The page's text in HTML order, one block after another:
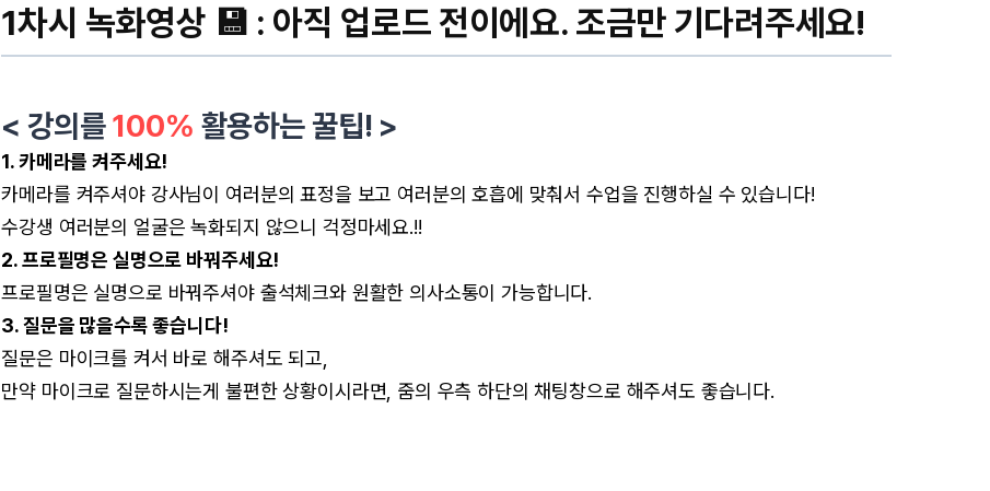
1차시 녹화영상 💾 : 아직 업로드 전이에요. 조금만 기다려주세요!
< 강의를100% 활용하는 꿀팁! >
1. 카메라를 켜주세요!
카메라를 켜주셔야 강사님이 여러분의 표정을 보고 여러분의 호흡에 맞춰서 수업을 진행하실 수 있습니다!
수강생 여러분의 얼굴은 녹화되지 않으니 걱정마세요.!!
2. 프로필명은 실명으로 바꿔주세요!
프로필명은 실명으로 바꿔주셔야 출석체크와 원활한 의사소통이 가능합니다.
3. 질문을 많을수록 좋습니다!
질문은 마이크를 켜서 바로 해주셔도 되고,
만약 마이크로 질문하시는게 불편한 상황이시라면, 줌의 우측 하단의 채팅창으로 해주셔도 좋습니다.